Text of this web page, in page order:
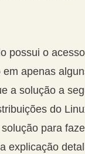
possui o
apenas
a solução a
do
para
explicação